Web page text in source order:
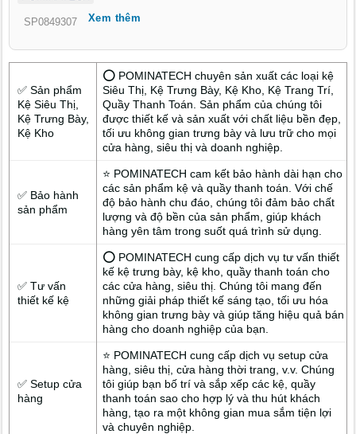
SP0849307 Xem thêm
✅ Sản phẩm
Kệ Siêu Thị,
Kệ Trưng Bày,
Kệ Kho
⭕ POMINATECH chuyên sản xuất các loại kệ
Siêu Thị, Kệ Trưng Bày, Kệ Kho, Kệ Trang Trí,
Quầy Thanh Toán. Sản phẩm của chúng tôi
được thiết kế và sản xuất với chất liệu bền đẹp,
tối ưu không gian trưng bày và lưu trữ cho mọi
cửa hàng, siêu thị và doanh nghiệp.
✅ Bảo hành
sản phẩm
⭐ POMINATECH cam kết bảo hành dài hạn cho
các sản phẩm kệ và quầy thanh toán. Với chế
độ bảo hành chu đáo, chúng tôi đảm bảo chất
lượng và độ bền của sản phẩm, giúp khách
hàng yên tâm trong suốt quá trình sử dụng.
✅ Tư vấn
thiết kế kệ
⭕ POMINATECH cung cấp dịch vụ tư vấn thiết
kế kệ trưng bày, kệ kho, quầy thanh toán cho
các cửa hàng, siêu thị. Chúng tôi mang đến
những giải pháp thiết kế sáng tạo, tối ưu hóa
không gian trưng bày và giúp tăng hiệu quả bán
hàng cho doanh nghiệp của bạn.
✅ Setup cửa
hàng
⭐ POMINATECH cung cấp dịch vụ setup cửa
hàng, siêu thị, cửa hàng thời trang, v.v. Chúng
tôi giúp bạn bố trí và sắp xếp các kệ, quầy
thanh toán sao cho hợp lý và thu hút khách
hàng, tạo ra một không gian mua sắm tiện lợi
và chuyên nghiệp.